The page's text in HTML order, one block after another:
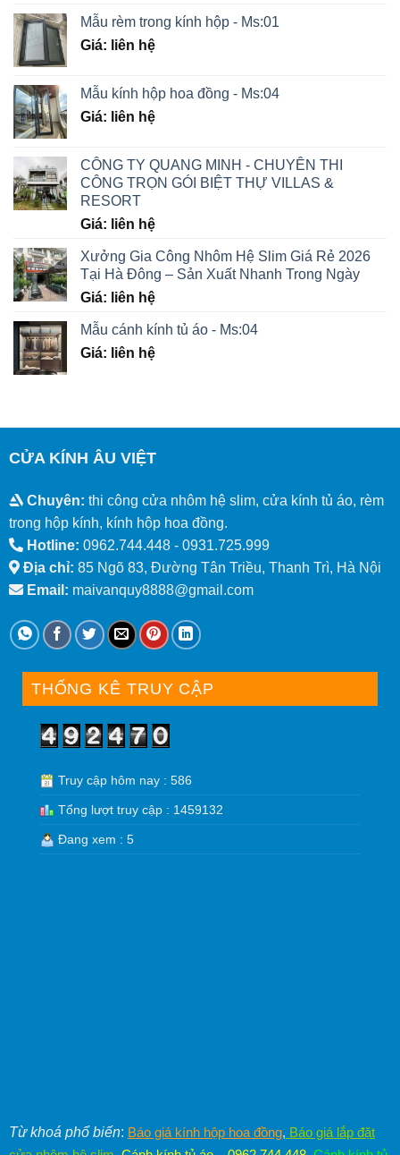
Mẫu rèm trong kính hộp - Ms:01
Giá: liên hệ
Mẫu kính hộp hoa đồng - Ms:04
Giá: liên hệ
CÔNG TY QUANG MINH - CHUYÊN THI
CÔNG TRỌN GÓI BIỆT THỰ VILLAS &
RESORT
Giá: liên hệ
Xưởng Gia Công Nhôm Hệ Slim Giá Rẻ 2026
Tại Hà Đông – Sản Xuất Nhanh Trong Ngày
Giá: liên hệ
Mẫu cánh kính tủ áo - Ms:04
Giá: liên hệ
CỬA KÍNH ÂU VIỆT
Chuyên: thi công cửa nhôm hệ slim, cửa kính tủ áo, rèm
trong hộp kính, kính hộp hoa đồng.
Hotline: 0962.744.448 - 0931.725.999
Địa chỉ: 85 Ngõ 83, Đường Tân Triều, Thanh Trì, Hà Nội
Email: maivanquy8888@gmail.com
THỐNG KÊ TRUY CẬP
Truy cập hôm nay : 586
Tổng lượt truy cập : 1459132
Đang xem : 5
Từ khoá phổ biến: Báo giá kính hộp hoa đồng, Báo giá lắp đặt